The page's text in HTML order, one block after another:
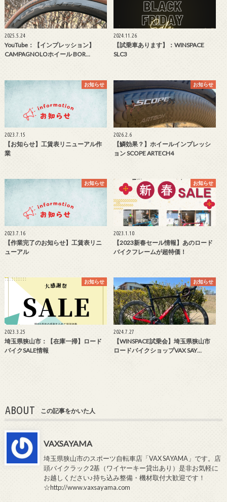
2025.5.24
YouTube：【インプレッション】
CAMPAGNOLOホイール BOR…
2024.11.26
【試乗車あります】：WINSPACE
SLC3
お知らせ
2023.7.15
【お知らせ】工賃表リニューアル作
業
お知らせ
2026.2.6
【鱗効果？】ホイールインプレッシ
ョン SCOPE ARTECH4
お知らせ
2023.7.16
【作業完了のお知らせ】工賃表リニ
ューアル
お知らせ
2023.1.10
【2023新春セール情報】あのロード
バイクフレームが超特価！
お知らせ
2023.3.25
埼玉県狭山市：【在庫一掃】ロード
バイクSALE情報
お知らせ
2024.7.27
【WINSPACE試乗会】埼玉県狭山市
ロードバイクショップVAX SAY…
ABOUT この記事をかいた人
VAXSAYAMA
埼玉県狭山市のスポーツ自転車店「VAX SAYAMA」です。店
頭バイクラック2基（ワイヤーキー貸出あり）是非お気軽に
お越しください♪持ち込み整備・機材取付大歓迎です！
☆http://www.vaxsayama.com